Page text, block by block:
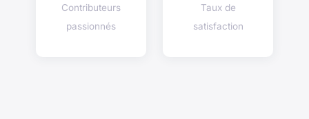
Contributeurs
passionnés
Taux de
satisfaction